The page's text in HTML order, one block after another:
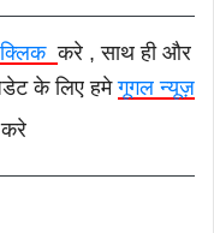
क्लिककरे , साथ ही और
के लिए हमेगूगल न्यूज़
करे